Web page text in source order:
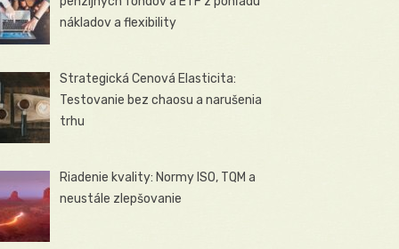
nákladov a flexibility
Strategická Cenová Elasticita:
Testovanie bez chaosu a narušenia
trhu
Riadenie kvality: Normy ISO, TQM a
neustále zlepšovanie